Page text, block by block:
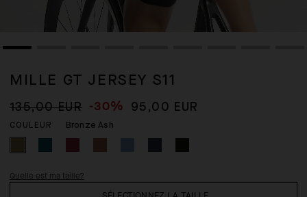
MILLE GT JERSEY S11
135,00 EUR -30% 95,00 EUR
COULEUR Bronze Ash
Quelle est ma taille?